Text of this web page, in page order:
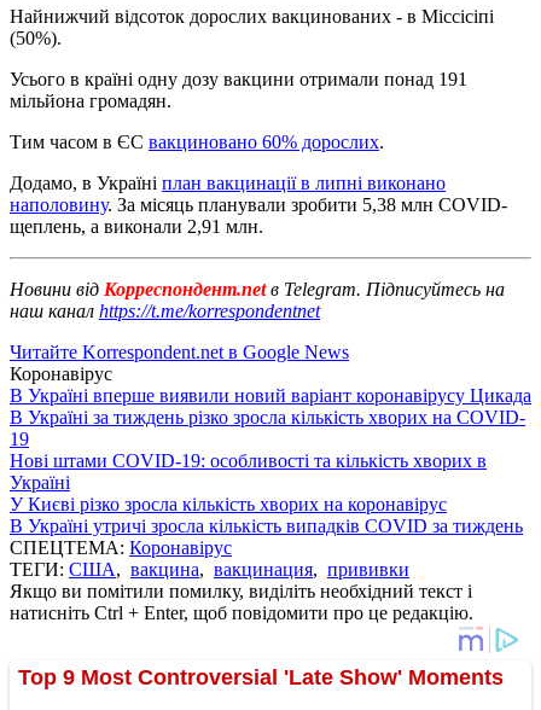
Найнижчий відсоток дорослих вакцинованих - в Міссісіпі
(50%).
Усього в країні одну дозу вакцини отримали понад 191
мільйона громадян.
Тим часом в ЄС вакциновано 60% дорослих.
Додамо, в Україні план вакцинації в липні виконано
наполовину. За місяць планували зробити 5,38 млн COVID-
щеплень, а виконали 2,91 млн.
Новини від Корреспондент.netв Telegram. Підписуйтесь на
наш канал https://t.me/korrespondentnet
Читайте Korrespondent.net в Google News
Коронавірус
В Україні вперше виявили новий варіант коронавірусу Цикада
В Україні за тиждень різко зросла кількість хворих на COVID-
19
Нові штами COVID-19: особливості та кількість хворих в
Україні
У Києві різко зросла кількість хворих на коронавірус
В Україні утричі зросла кількість випадків COVID за тиждень
СПЕЦТЕМА: Коронавірус
ТЕГИ: США, вакцина, вакцинация, прививки
Якщо ви помітили помилку, виділіть необхідний текст і
натисніть Ctrl + Enter, щоб повідомити про це редакцію.